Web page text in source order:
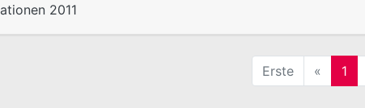
2011
Erste « 1